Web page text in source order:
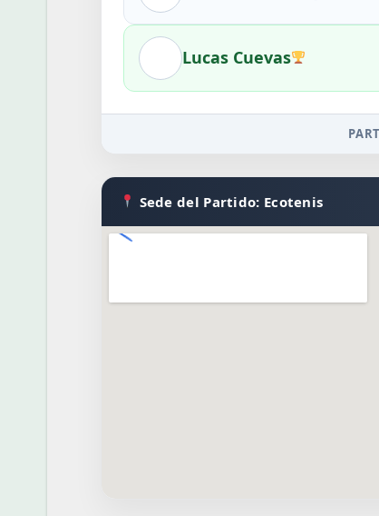
Lucas Cuevas
Sede del Partido: Ecotenis